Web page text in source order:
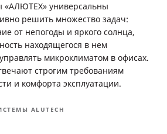
«АЛЮТЕХ» универсальны
решить множество задач:
от непогоды и яркого солнца,
находящегося в нем
микроклиматом в офисах.
строгим требованиям
и комфорта эксплуатации.
ALUTECH